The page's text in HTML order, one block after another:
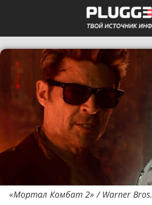
«Мортал Комбат 2» / Warner Bros.